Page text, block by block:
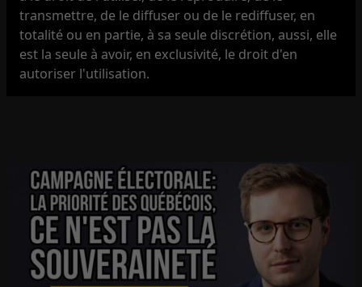
transmettre, de le diffuser ou de le rediffuser, en
totalité ou en partie, à sa seule discrétion, aussi, elle
est la seule à avoir, en exclusivité, le droit d'en
autoriser l'utilisation.